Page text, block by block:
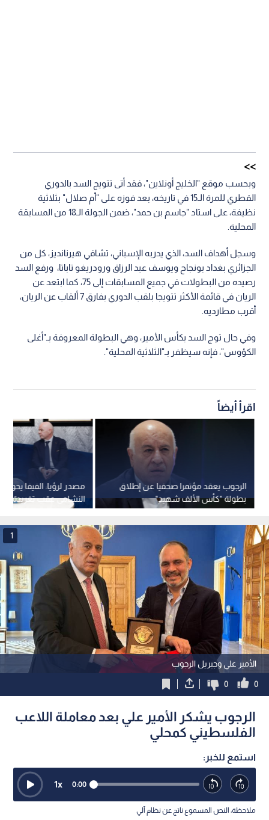
وبحسب موقع "الخليج أونلاين"، فقد أتى تتويج السد بالدوري
القطري للمرة الـ15 في تاريخه، بعد فوزه على "أم صلال" بثلاثية
نظيفة، على استاد "جاسم بن حمد"، ضمن الجولة الـ18 من المسابقة
المحلية.
وسجل أهداف السد، الذي يدربه الإسباني، تشافي هيرنانديز، كل من
الجزائري بغداد بونجاح ويوسف عبد الرزاق ورودريغو تاباتا، ورفع السد
رصيده من البطولات في جميع المسابقات إلى 75، كما ابتعد عن
الريان في قائمة الأكثر تتويجا بلقب الدوري بفارق 7 ألقاب عن الريان،
أقرب مطارديه.
وفي حال توج السد بكأس الأمير، وهي البطولة المعروفة بـ"أغلى
الكؤوس"، فإنه سيظفر بـ"الثلاثية المحلية".
اقرأ أيضاً
مصدر لرؤيا: الفيفا
النشامى عقب تغريدة
الرجوب يعقد مؤتمرا صحفيا عن إطلاق
بطولة "كأس الألف شهيد"
الأمير علي وجبريل الرجوب
1
0
0
الرجوب يشكر الأمير علي بعد معاملة اللاعب
الفلسطيني كمحلي
استمع للخبر:
0:00
1x
ملاحظة: النص المسموع ناتج عن نظام آلي